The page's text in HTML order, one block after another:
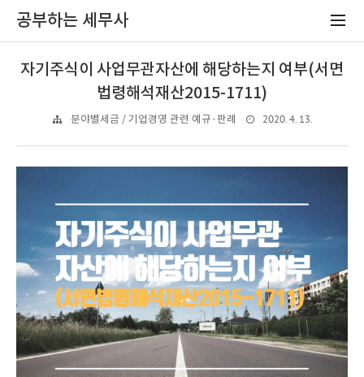
공부하는 세무사
자기주식이 사업무관자산에 해당하는지 여부(서면
법령해석재산2015-1711)
분야별세금 / 기업경영 관련 예규·판례 2020. 4. 13.